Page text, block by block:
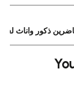
ودعوة
ذكور واناث لغة